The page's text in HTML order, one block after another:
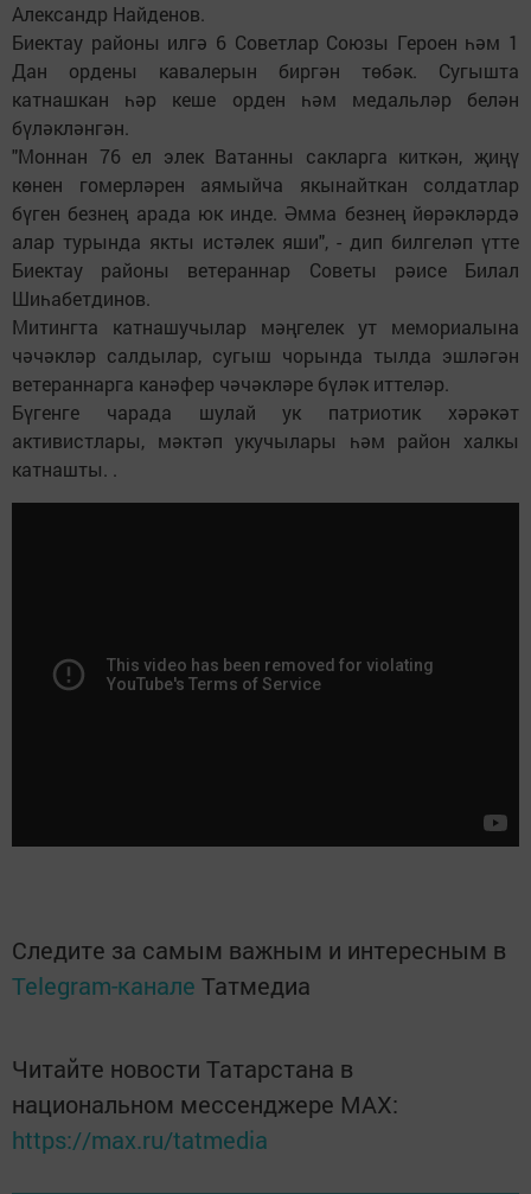
Александр Найденов.
Биектау районы илгә 6 Советлар Союзы Героен һәм 1
Дан ордены кавалерын биргән төбәк. Сугышта
катнашкан һәр кеше орден һәм медальләр белән
бүләкләнгән.
"Моннан 76 ел элек Ватанны сакларга киткән, җиңү
көнен гомерләрен аямыйча якынайткан солдатлар
бүген безнең арада юк инде. Әмма безнең йөрәкләрдә
алар турында якты истәлек яши", - дип билгеләп үтте
Биектау районы ветераннар Советы рәисе Билал
Шиһабетдинов.
Митингта катнашучылар мәңгелек ут мемориалына
чәчәкләр салдылар, сугыш чорында тылда эшләгән
ветераннарга канәфер чәчәкләре бүләк иттеләр.
Бүгенге чарада шулай ук патриотик хәрәкәт
активистлары, мәктәп укучылары һәм район халкы
катнашты. .
Следите за самым важным и интересным в
Telegram-канале Татмедиа
Читайте новости Татарстана в
национальном мессенджере MАХ:
https://max.ru/tatmedia